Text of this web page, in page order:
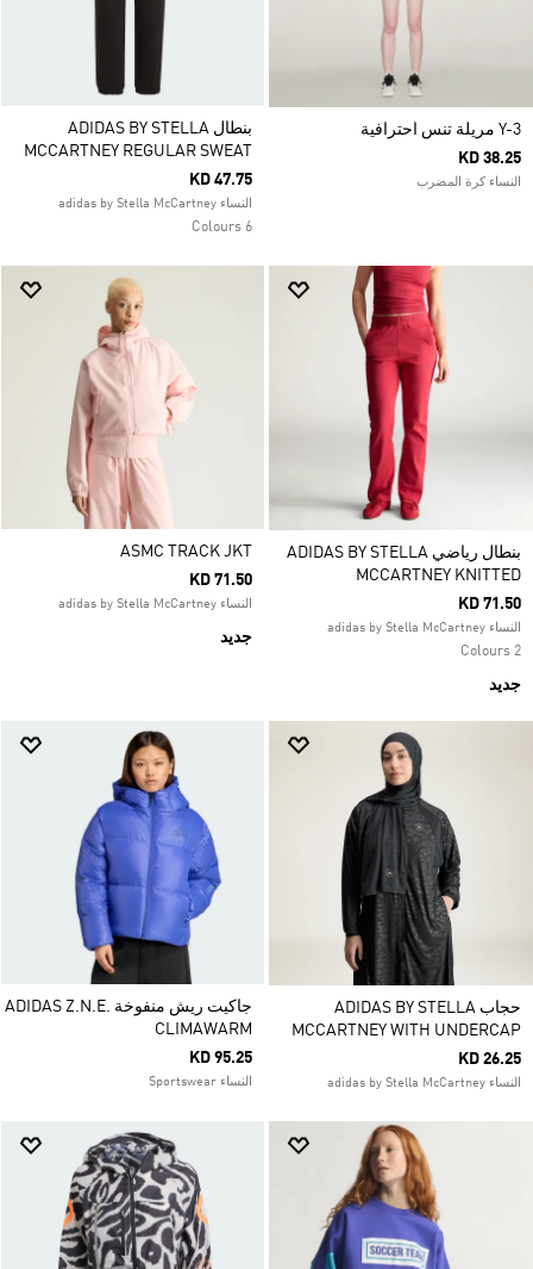
Y-3 مريلة تنس احترافية
KD 38.25
النساء كرة المضرب
بنطال ADIDAS BY STELLA
MCCARTNEY REGULAR SWEAT
KD 47.75
النساء adidas by Stella McCartney
6 Colours
بنطال رياضي ADIDAS BY STELLA
MCCARTNEY KNITTED
KD 71.50
النساء adidas by Stella McCartney
2 Colours
جديد
ASMC TRACK JKT
KD 71.50
النساء adidas by Stella McCartney
جديد
حجاب ADIDAS BY STELLA
MCCARTNEY WITH UNDERCAP
KD 26.25
النساء adidas by Stella McCartney
جاكيت ريش منفوخة ADIDAS Z.N.E.
CLIMAWARM
KD 95.25
النساء Sportswear